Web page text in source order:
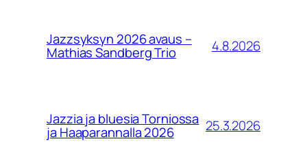
Jazzsyksyn 2026 avaus –
Mathias Sandberg Trio 4.8.2026
Jazzia ja bluesia Torniossa
ja Haaparannalla 2026 25.3.2026